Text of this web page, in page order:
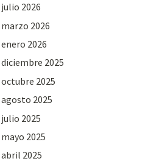
julio 2026
marzo 2026
enero 2026
diciembre 2025
octubre 2025
agosto 2025
julio 2025
mayo 2025
abril 2025